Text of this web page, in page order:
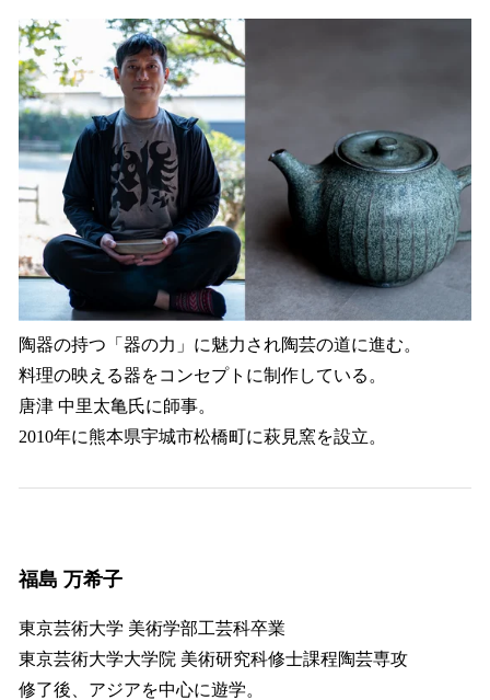
陶器の持つ「器の力」に魅力され陶芸の道に進む。
料理の映える器をコンセプトに制作している。
唐津 中里太亀氏に師事。
2010年に熊本県宇城市松橋町に萩見窯を設立。
福島 万希子
東京芸術大学 美術学部工芸科卒業
東京芸術大学大学院 美術研究科修士課程陶芸専攻
修了後、アジアを中心に遊学。